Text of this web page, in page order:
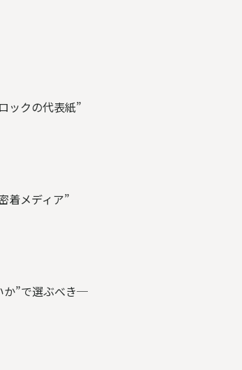
ックの代表紙”
着メディア”
か”で選ぶべき─